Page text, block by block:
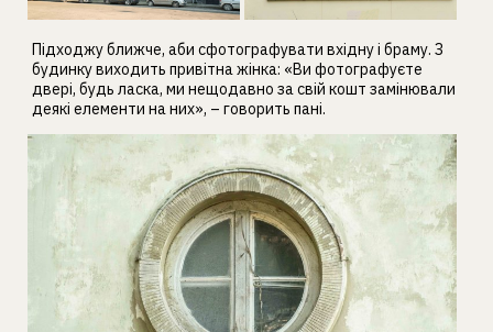
Підходжу ближче, аби сфотографувати вхідну і браму. З
будинку виходить привітна жінка: «Ви фотографуєте
двері, будь ласка, ми нещодавно за свій кошт замінювали
деякі елементи на них», – говорить пані.